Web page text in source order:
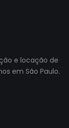
e locação de
em São Paulo.